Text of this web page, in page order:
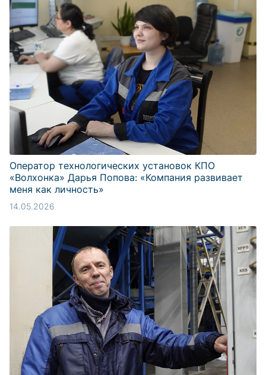
Оператор технологических установок КПО
«Волхонка» Дарья Попова: «Компания развивает
меня как личность»
14.05.2026